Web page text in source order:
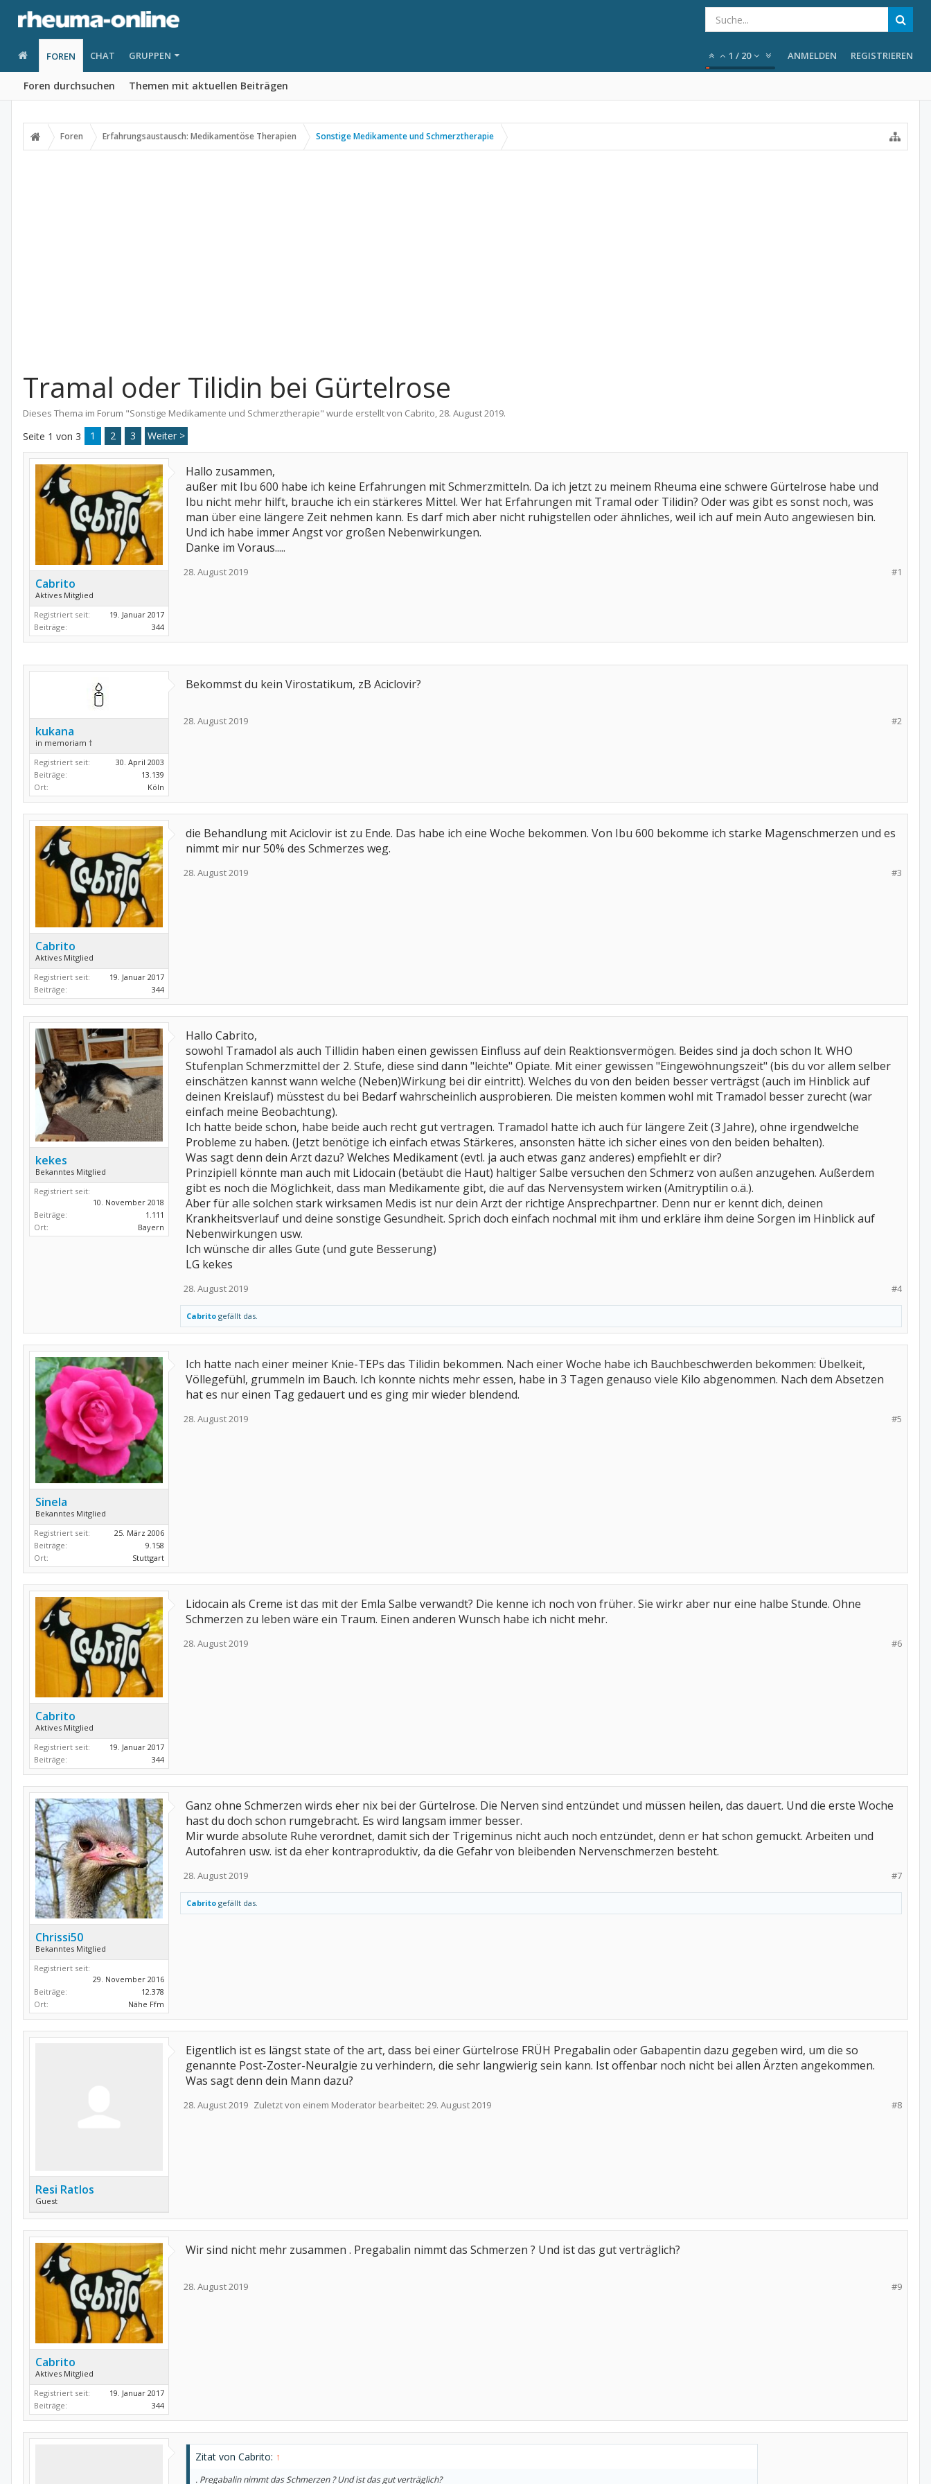
FOREN
Foren durchsuchen Themen mit aktuellen Beiträgen
CHAT GRUPPEN 1 / 20 ANMELDEN REGISTRIEREN
Foren Erfahrungsaustausch: Medikamentöse Therapien Sonstige Medikamente und Schmerztherapie
Tramal oder Tilidin bei Gürtelrose
Dieses Thema im Forum "Sonstige Medikamente und Schmerztherapie" wurde erstellt von Cabrito,28. August 2019.
Seite 1 von 3 1 2 3 Weiter >
Cabrito
Aktives Mitglied
Registriert seit:
19. Januar 2017
Beiträge:
344
Hallo zusammen,
außer mit Ibu 600 habe ich keine Erfahrungen mit Schmerzmitteln. Da ich jetzt zu meinem Rheuma eine schwere Gürtelrose habe und
Ibu nicht mehr hilft, brauche ich ein stärkeres Mittel. Wer hat Erfahrungen mit Tramal oder Tilidin? Oder was gibt es sonst noch, was
man über eine längere Zeit nehmen kann. Es darf mich aber nicht ruhigstellen oder ähnliches, weil ich auf mein Auto angewiesen bin.
Und ich habe immer Angst vor großen Nebenwirkungen.
Danke im Voraus.....
#1
28. August 2019
kukana
in memoriam †
Registriert seit:
30. April 2003
Beiträge:
13.139
Ort:
Köln
Bekommst du kein Virostatikum, zB Aciclovir?
#2
28. August 2019
Cabrito
Aktives Mitglied
Registriert seit:
19. Januar 2017
Beiträge:
344
die Behandlung mit Aciclovir ist zu Ende. Das habe ich eine Woche bekommen. Von Ibu 600 bekomme ich starke Magenschmerzen und es
nimmt mir nur 50% des Schmerzes weg.
#3
28. August 2019
kekes
Bekanntes Mitglied
Registriert seit:
10. November 2018
Beiträge:
1.111
Ort:
Bayern
Hallo Cabrito,
sowohl Tramadol als auch Tillidin haben einen gewissen Einfluss auf dein Reaktionsvermögen. Beides sind ja doch schon lt. WHO
Stufenplan Schmerzmittel der 2. Stufe, diese sind dann "leichte" Opiate. Mit einer gewissen "Eingewöhnungszeit" (bis du vor allem selber
einschätzen kannst wann welche (Neben)Wirkung bei dir eintritt). Welches du von den beiden besser verträgst (auch im Hinblick auf
deinen Kreislauf) müsstest du bei Bedarf wahrscheinlich ausprobieren. Die meisten kommen wohl mit Tramadol besser zurecht (war
einfach meine Beobachtung).
Ich hatte beide schon, habe beide auch recht gut vertragen. Tramadol hatte ich auch für längere Zeit (3 Jahre), ohne irgendwelche
Probleme zu haben. (Jetzt benötige ich einfach etwas Stärkeres, ansonsten hätte ich sicher eines von den beiden behalten).
Was sagt denn dein Arzt dazu? Welches Medikament (evtl. ja auch etwas ganz anderes) empfiehlt er dir?
Prinzipiell könnte man auch mit Lidocain (betäubt die Haut) haltiger Salbe versuchen den Schmerz von außen anzugehen. Außerdem
gibt es noch die Möglichkeit, dass man Medikamente gibt, die auf das Nervensystem wirken (Amitryptilin o.ä.).
Aber für alle solchen stark wirksamen Medis ist nur dein Arzt der richtige Ansprechpartner. Denn nur er kennt dich, deinen
Krankheitsverlauf und deine sonstige Gesundheit. Sprich doch einfach nochmal mit ihm und erkläre ihm deine Sorgen im Hinblick auf
Nebenwirkungen usw.
Ich wünsche dir alles Gute (und gute Besserung)
LG kekes
#4
28. August 2019
Cabrito gefällt das.
Sinela
Bekanntes Mitglied
Registriert seit:
25. März 2006
Beiträge:
9.158
Ort:
Stuttgart
Ich hatte nach einer meiner Knie-TEPs das Tilidin bekommen. Nach einer Woche habe ich Bauchbeschwerden bekommen: Übelkeit,
Völlegefühl, grummeln im Bauch. Ich konnte nichts mehr essen, habe in 3 Tagen genauso viele Kilo abgenommen. Nach dem Absetzen
hat es nur einen Tag gedauert und es ging mir wieder blendend.
#5
28. August 2019
Cabrito
Aktives Mitglied
Registriert seit:
19. Januar 2017
Beiträge:
344
Lidocain als Creme ist das mit der Emla Salbe verwandt? Die kenne ich noch von früher. Sie wirkr aber nur eine halbe Stunde. Ohne
Schmerzen zu leben wäre ein Traum. Einen anderen Wunsch habe ich nicht mehr.
#6
28. August 2019
Chrissi50
Bekanntes Mitglied
Registriert seit:
29. November 2016
Beiträge:
12.378
Ort:
Nähe Ffm
Ganz ohne Schmerzen wirds eher nix bei der Gürtelrose. Die Nerven sind entzündet und müssen heilen, das dauert. Und die erste Woche
hast du doch schon rumgebracht. Es wird langsam immer besser.
Mir wurde absolute Ruhe verordnet, damit sich der Trigeminus nicht auch noch entzündet, denn er hat schon gemuckt. Arbeiten und
Autofahren usw. ist da eher kontraproduktiv, da die Gefahr von bleibenden Nervenschmerzen besteht.
#7
28. August 2019
Cabrito gefällt das.
Resi Ratlos
Guest
Eigentlich ist es längst state of the art, dass bei einer Gürtelrose FRÜH Pregabalin oder Gabapentin dazu gegeben wird, um die so
genannte Post-Zoster-Neuralgie zu verhindern, die sehr langwierig sein kann. Ist offenbar noch nicht bei allen Ärzten angekommen.
Was sagt denn dein Mann dazu?
#8
28. August 2019 Zuletzt von einem Moderator bearbeitet: 29. August 2019
Cabrito
Aktives Mitglied
Registriert seit:
19. Januar 2017
Beiträge:
344
Wir sind nicht mehr zusammen . Pregabalin nimmt das Schmerzen ? Und ist das gut verträglich?
#9
28. August 2019
Zitat von Cabrito: ↑
. Pregabalin nimmt das Schmerzen ? Und ist das gut verträglich?